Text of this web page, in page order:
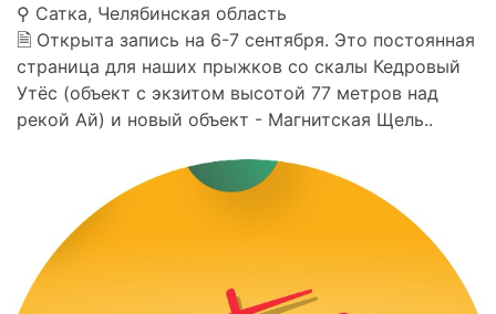
⚲ Сатка, Челябинская область
🗎 Открыта запись на 6-7 сентября. Это постоянная
страница для наших прыжков со скалы Кедровый
Утёс (объект с экзитом высотой 77 метров над
рекой Ай) и новый объект - Магнитская Щель..